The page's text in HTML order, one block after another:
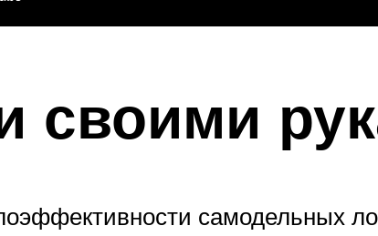
своими
самодельных